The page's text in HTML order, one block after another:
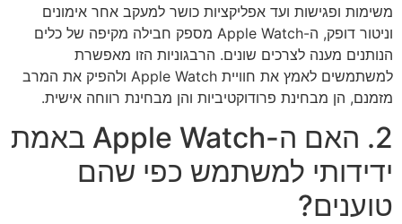
משימות ופגישות ועד אפליקציות כושר למעקב אחר אימונים
וניטור דופק, ה-Apple Watch מספק חבילה מקיפה של כלים
הנותנים מענה לצרכים שונים. הרבגוניות הזו מאפשרת
למשתמשים לאמץ את חוויית Apple Watch ולהפיק את המרב
מזמנם, הן מבחינת פרודוקטיביות והן מבחינת רווחה אישית.
2. האם ה-Apple Watch באמת
ידידותי למשתמש כפי שהם
טוענים?